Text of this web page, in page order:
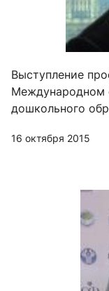
Выступление
Международном
дошкольного
16 октября 2015